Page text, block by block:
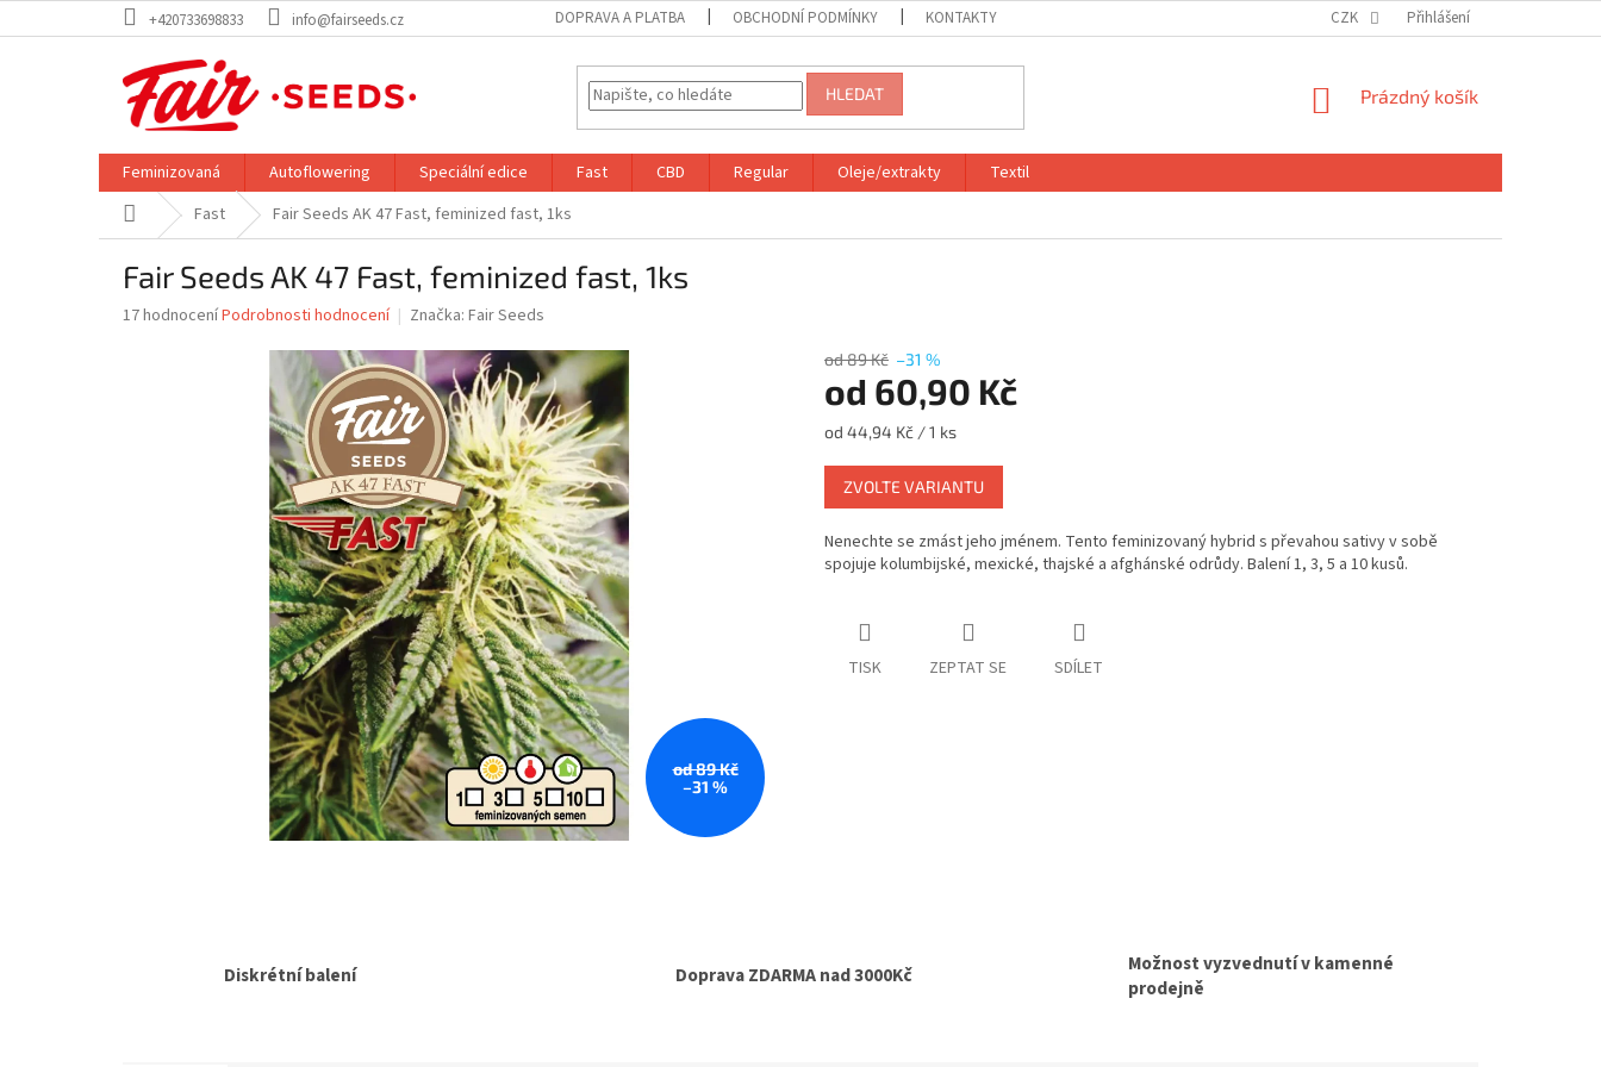
na
+420733698833 info@fairseeds.cz DOPRAVA A PLATBA OBCHODNÍ PODMÍNKY KONTAKTY CZK Přihlášení
HLEDAT
NÁKUPNÍ
Prázdný košík
Feminizovaná Autoflowering Speciální edice Fast CBD Regular Oleje/extrakty
Textil
Domů Fast Fair Seeds AK 47 Fast, feminized fast, 1ks
Fair Seeds AK 47 Fast, feminized fast, 1ks
Průměrné
17 hodnoceníPodrobnosti hodnocení Značka: Fair Seeds
od 89 Kč
–31 %
od 89 Kč –31 %
od 60,90 Kč
Měrná
od 44,94 Kč / 1 ks
ZVOLTE VARIANTU
Nenechte se zmást jeho jménem. Tento feminizovaný hybrid s převahou sativy v sobě
spojuje kolumbijské, mexické, thajské a afghánské odrůdy. Balení 1, 3, 5 a 10 kusů.
TISK ZEPTAT SE SDÍLET
Diskrétní balení Doprava ZDARMA nad 3000Kč
Možnost vyzvednutí v kamenné
prodejně